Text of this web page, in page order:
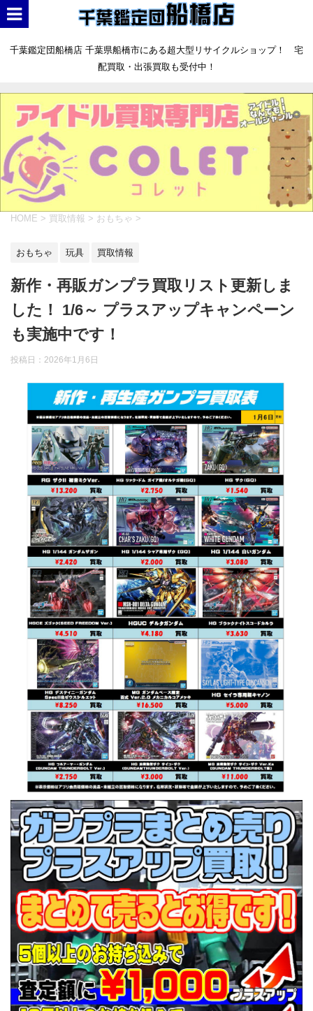
千葉鑑定団船橋店 千葉県船橋市にある超大型リサイクルショップ！ 宅
配買取・出張買取も受付中！
HOME > 買取情報 > おもちゃ >
おもちゃ 玩具 買取情報
新作・再販ガンプラ買取リスト更新しま
した！ 1/6～ プラスアップキャンペーン
も実施中です！
投稿日： 2026年1月6日